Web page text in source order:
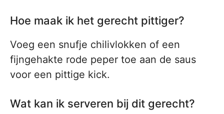
Hoe maak ik het gerecht pittiger?
Voeg een snufje chilivlokken of een
fijngehakte rode peper toe aan de saus
voor een pittige kick.
Wat kan ik serveren bij dit gerecht?